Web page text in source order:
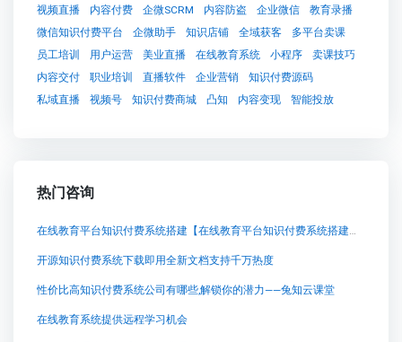
视频直播
内容付费 企微SCRM 内容防盗 企业微信
教育录播
微信知识付费平台
企微助手 知识店铺 全域获客
多平台卖课
员工培训
用户运营 美业直播 在线教育系统 小程序
卖课技巧
内容交付
职业培训 直播软件 企业营销
知识付费源码
私域直播
视频号 知识付费商城 凸知 内容变现 智能投放
热门咨询
在线教育平台知识付费系统搭建【在线教育平台知识付费系统搭建知识付费系统系统怎么制作，知识付费系统搭建使用教程】
开源知识付费系统下载即用全新文档支持千万热度
性价比高知识付费系统公司有哪些,解锁你的潜力——兔知云课堂
在线教育系统提供远程学习机会